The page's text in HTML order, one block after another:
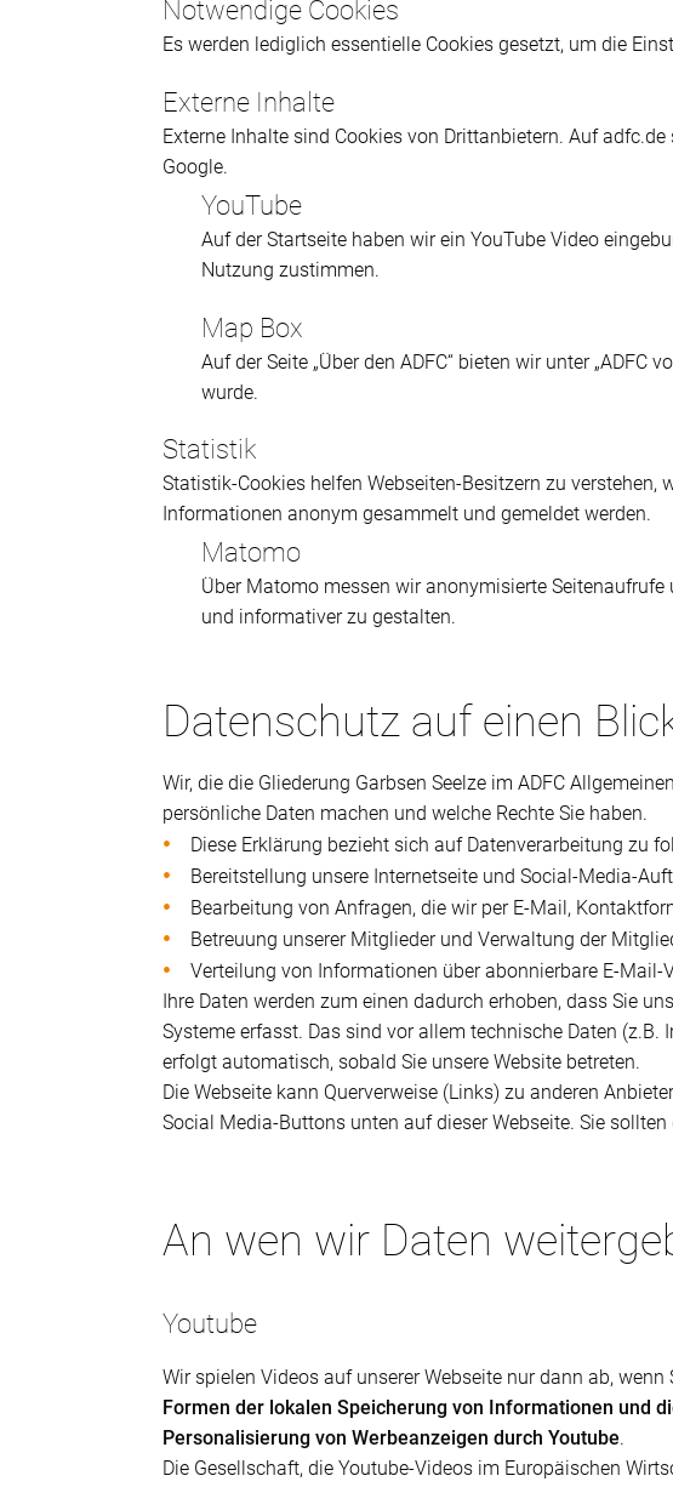
Notwendige Cookies
Es werden lediglich essentielle Cookies gesetzt, um die
Externe Inhalte
Externe Inhalte sind Cookies von Drittanbietern. Auf
Google.
YouTube
Auf der Startseite haben wir ein YouTube Video
Nutzung zustimmen.
Map Box
Auf der Seite „Über den ADFC“ bieten wir unter „ADFC
wurde.
Statistik
Statistik-Cookies helfen Webseiten-Besitzern zu verstehen,
Informationen anonym gesammelt und gemeldet werden.
Matomo
Über Matomo messen wir anonymisierte
und informativer zu gestalten.
Datenschutz auf einen
Wir, die die Gliederung Garbsen Seelze im ADFC
persönliche Daten machen und welche Rechte Sie haben.
Diese Erklärung bezieht sich auf Datenverarbeitung zu
Bereitstellung unsere Internetseite und Social-Media-
Bearbeitung von Anfragen, die wir per E-Mail,
Betreuung unserer Mitglieder und Verwaltung der
Verteilung von Informationen über abonnierbare E-Mail-
Ihre Daten werden zum einen dadurch erhoben, dass Sie
Systeme erfasst. Das sind vor allem technische Daten
erfolgt automatisch, sobald Sie unsere Website betreten.
Die Webseite kann Querverweise (Links) zu anderen
Social Media-Buttons unten auf dieser Webseite. Sie
An wen wir Daten
Youtube
Wir spielen Videos auf unserer Webseite nur dann ab,
Formen der lokalen Speicherung von Informationen und
Personalisierung von Werbeanzeigen durch Youtube.
Die Gesellschaft, die Youtube-Videos im Europäischen